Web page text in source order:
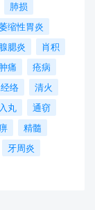
肺损
缩性胃炎
腺腮炎
肖积
痛
疮病
络
清火
入丸
通窃
精髓
牙周炎